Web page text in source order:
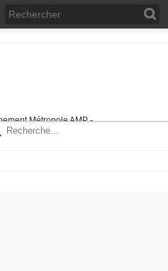
Métropole AMP -